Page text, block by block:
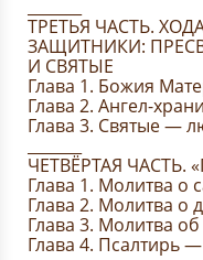
ТРЕТЬЯ ЧАСТЬ.
ЗАЩИТНИКИ:
И СВЯТЫЕ
Глава 1. Божия
Глава 2. Ангел-
Глава 3. Святые —
ЧЕТВЁРТАЯ ЧАСТЬ.
Глава 1. Молитва о
Глава 2. Молитва о
Глава 3. Молитва
Глава 4. Псалтирь